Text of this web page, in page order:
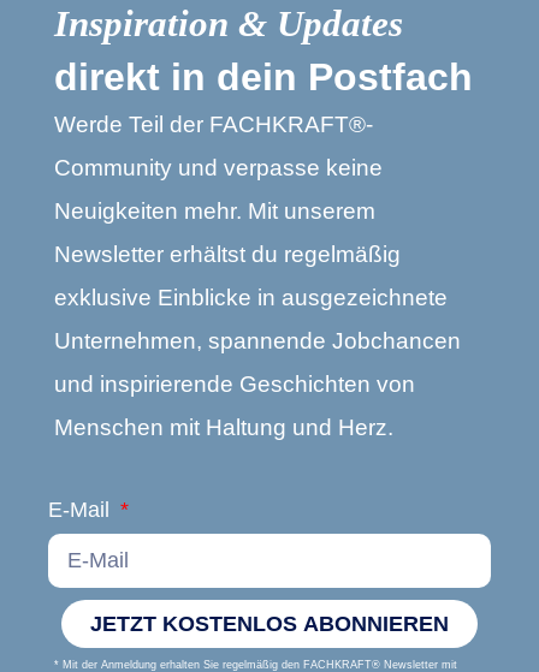
Inspiration & Updates
direkt in dein Postfach
Werde Teil der FACHKRAFT®-
Community und verpasse keine
Neuigkeiten mehr. Mit unserem
Newsletter erhältst du regelmäßig
exklusive Einblicke in ausgezeichnete
Unternehmen, spannende Jobchancen
und inspirierende Geschichten von
Menschen mit Haltung und Herz.
E-Mail
JETZT KOSTENLOS ABONNIEREN
* Mit der Anmeldung erhalten Sie regelmäßig den FACHKRAFT® Newsletter mit